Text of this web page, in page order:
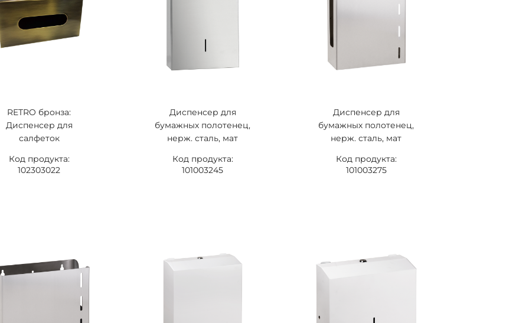
RETRO бронза:
Диспенсер для
салфеток
Код продукта:
102303022
Диспенсер для
бумажных полотенец,
нерж. сталь, мат
Код продукта:
101003245
Диспенсер для
бумажных полотенец,
нерж. сталь, мат
Код продукта:
101003275